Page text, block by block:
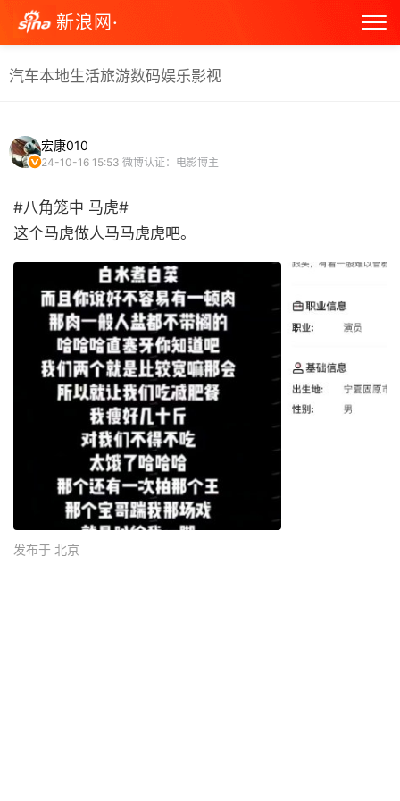
新浪网·
汽车本地生活旅游数码娱乐影视
宏康010
24-10-16 15:53 微博认证：电影博主
#八角笼中 马虎#
这个马虎做人马马虎虎吧。 ​
发布于 北京